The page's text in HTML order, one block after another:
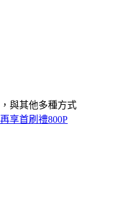
與其他多種方式
享首刷禮800P